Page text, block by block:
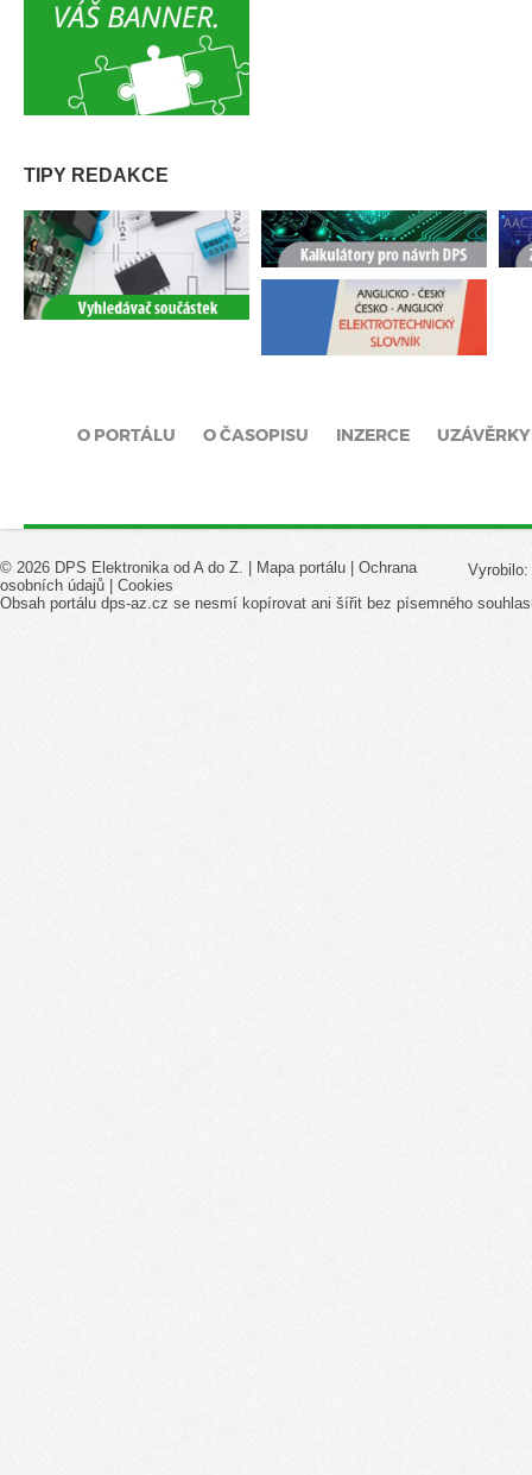
TIPY REDAKCE
O PORTÁLU O ČASOPISU INZERCE UZÁVĚRKY
Vyrobilo:
© 2026 DPS Elektronika od A do Z. | Mapa portálu
Ochrana
osobních údajů
Cookies
Obsah portálu dps-az.cz se nesmí kopírovat ani šířit bez písemného